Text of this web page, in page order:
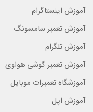
آموزش اینستاگرام
آموزش تعمیر سامسونگ
آموزش تلگرام
آموزش تعمیر گوشی هواوی
آموزشگاه تعمیرات موبایل
آموزش اپل